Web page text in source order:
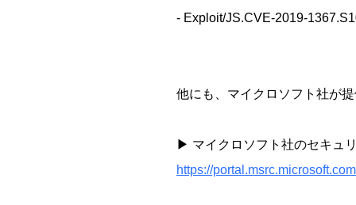
- Exploit/JS.CVE-2019-
他にも、マイクロソフト社が
▶ マイクロソフト社のセキュ
https://